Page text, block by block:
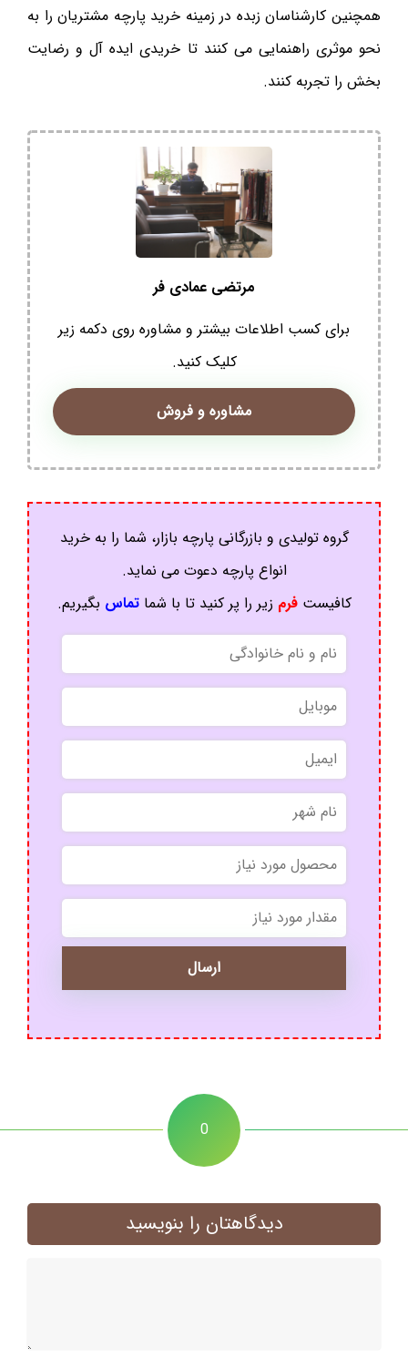
همچنین کارشناسان زبده در زمینه خرید پارچه مشتریان را به
نحو موثری راهنمایی می کنند تا خریدی ایده آل و رضایت
بخش را تجربه کنند.
مرتضی عمادی فر
برای کسب اطلاعات بیشتر و مشاوره روی دکمه زیر
کلیک کنید.
مشاوره و فروش
گروه تولیدی و بازرگانی پارچه بازار، شما را به خرید
انواع پارچه دعوت می نماید.
کافیستفرم زیر را پر کنید تا با شماتماس بگیریم.
*
*
0
دیدگاهتان را بنویسید